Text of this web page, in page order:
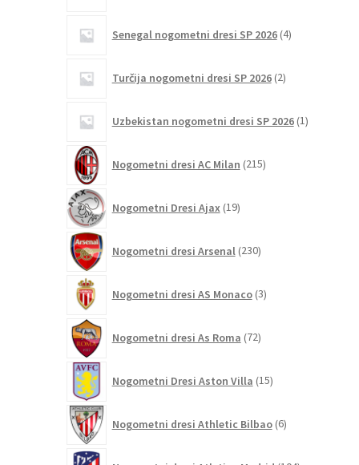
Senegal nogometni dresi SP 2026 4izdelki
Turčija nogometni dresi SP 2026 2izdelka
Uzbekistan nogometni dresi SP 2026 1izdelek
Nogometni dresi AC Milan 215izdelkov
Nogometni Dresi Ajax 19izdelkov
Nogometni dresi Arsenal 230izdelkov
Nogometni dresi AS Monaco 3izdelki
Nogometni dresi As Roma 72izdelkov
Nogometni Dresi Aston Villa 15izdelkov
Nogometni dresi Athletic Bilbao 6izdelkov